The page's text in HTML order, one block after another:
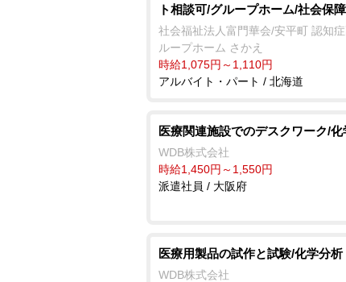
ト相談可/グループホーム/社会保
社会福祉法人富門華会/安平町 認知
ループホーム さかえ
時給1,075円～1,110円
アルバイト・パート / 北海道
医療関連施設でのデスクワーク/化
WDB株式会社
時給1,450円～1,550円
派遣社員 / 大阪府
医療用製品の試作と試験/化学分析
WDB株式会社